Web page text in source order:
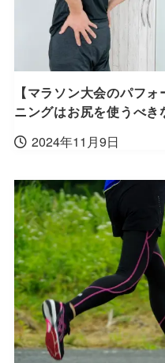
【マラソン大会のパフ
ニングはお尻を使うべき
2024年11月9日